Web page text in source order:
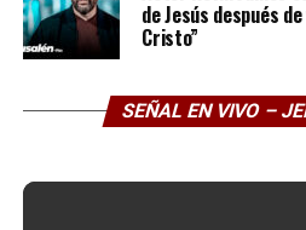
de Jesús después
Cristo”
SEÑAL EN VIVO –